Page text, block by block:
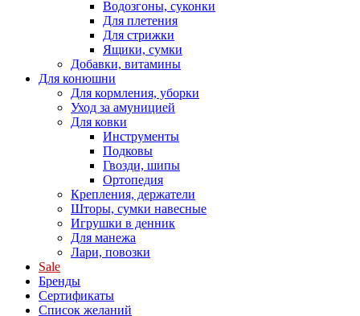
Водозгоны, суконки
Для плетения
Для стрижки
Ящики, сумки
Добавки, витамины
Для конюшни
Для кормления, уборки
Уход за амуницией
Для ковки
Инструменты
Подковы
Гвозди, шипы
Ортопедия
Крепления, держатели
Шторы, сумки навесные
Игрушки в денник
Для манежа
Лари, повозки
Sale
Бренды
Сертификаты
Список желаний